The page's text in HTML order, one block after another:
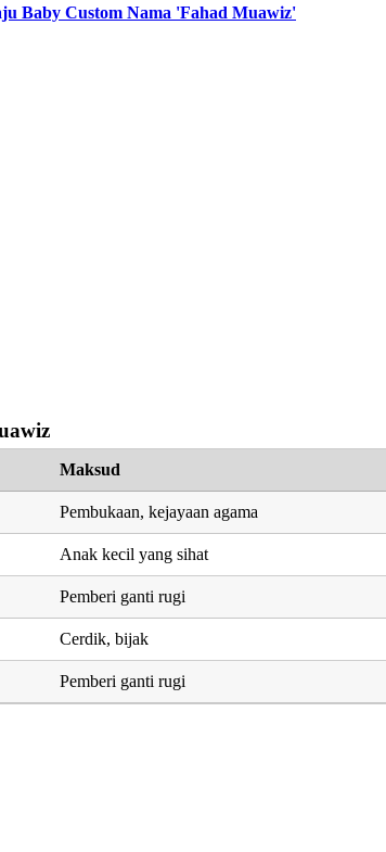
Baby Custom Nama 'Fahad Muawiz'
Maksud
Pembukaan, kejayaan agama
Anak kecil yang sihat
Pemberi ganti rugi
Cerdik, bijak
Pemberi ganti rugi